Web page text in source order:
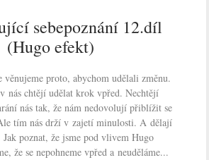
sebepoznání 12.díl
(Hugo efekt)
věnujeme proto, abychom udělali změnu.
nás chtějí udělat krok vpřed. Nechtějí
nás tak, že nám nedovolují přiblížit se
tím nás drží v zajetí minulosti. A dělají
poznat, že jsme pod vlivem Hugo
že se nepohneme vpřed a neuděláme...